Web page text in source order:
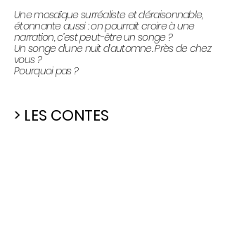
Une mosaïque surréaliste et déraisonnable,
étonnante aussi : on pourrait croire à une
narration, c’est peut-être un songe ?
Un songe d’une nuit d’automne. Près de chez
vous ?
Pourquoi pas ?
> LES CONTES